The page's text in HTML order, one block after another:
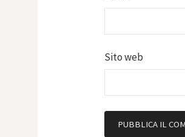
Sito web